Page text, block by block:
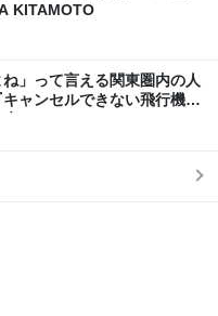
KITAMOTO
」って言える関東圏内の人
ャンセルできない飛行機代
る